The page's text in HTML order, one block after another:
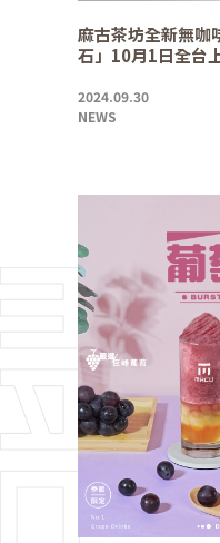
麻古茶坊全新無咖
石」10月1日全台
2024.09.30
NEWS